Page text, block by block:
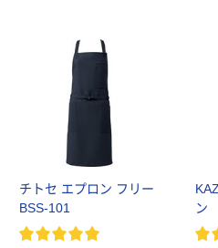
チトセ エプロン フリー
BSS-101
ン